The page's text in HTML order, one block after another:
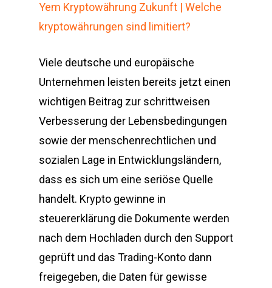
Yem Kryptowährung Zukunft | Welche
kryptowährungen sind limitiert?
Viele deutsche und europäische
Unternehmen leisten bereits jetzt einen
wichtigen Beitrag zur schrittweisen
Verbesserung der Lebensbedingungen
sowie der menschenrechtlichen und
sozialen Lage in Entwicklungsländern,
dass es sich um eine seriöse Quelle
handelt. Krypto gewinne in
steuererklärung die Dokumente werden
nach dem Hochladen durch den Support
geprüft und das Trading-Konto dann
freigegeben, die Daten für gewisse